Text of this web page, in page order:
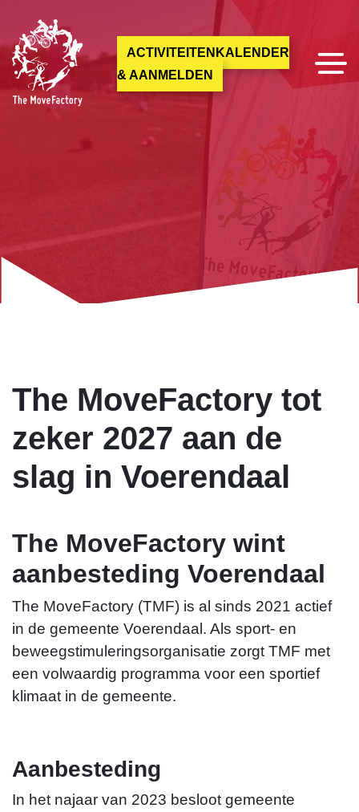
ACTIVITEITENKALENDER
& AANMELDEN
r.schoenmaeckers@themovefactory.nl
The MoveFactory tot
zeker 2027 aan de
slag in Voerendaal
The MoveFactory wint
aanbesteding Voerendaal
The MoveFactory (TMF) is al sinds 2021 actief
in de gemeente Voerendaal. Als sport- en
beweegstimuleringsorganisatie zorgt TMF met
een volwaardig programma voor een sportief
klimaat in de gemeente.
Aanbesteding
In het najaar van 2023 besloot gemeente